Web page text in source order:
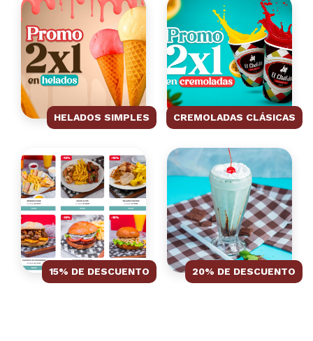
HELADOS SIMPLES CREMOLADAS CLÁSICAS
15% DE DESCUENTO 20% DE DESCUENTO